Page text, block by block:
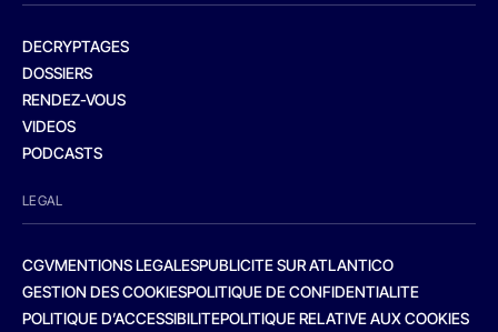
DECRYPTAGES
DOSSIERS
RENDEZ-VOUS
VIDEOS
PODCASTS
LEGAL
CGVMENTIONS LEGALESPUBLICITE SUR ATLANTICO
GESTION DES COOKIESPOLITIQUE DE CONFIDENTIALITE
POLITIQUE D’ACCESSIBILITEPOLITIQUE RELATIVE AUX COOKIES